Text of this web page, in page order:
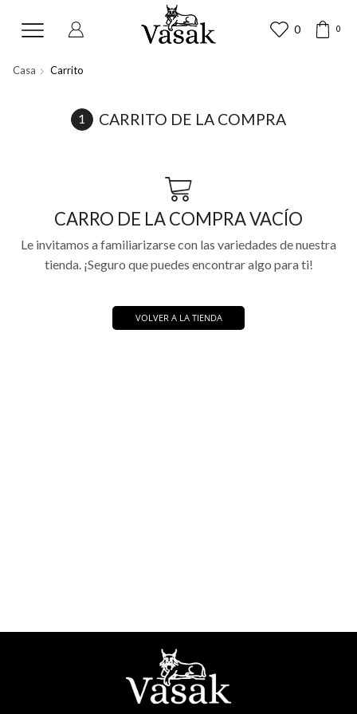
0 0
Casa Carrito
CARRITO DE LA COMPRA
CARRO DE LA COMPRA VACÍO
Le invitamos a familiarizarse con las variedades de nuestra
tienda. ¡Seguro que puedes encontrar algo para ti!
VOLVER A LA TIENDA